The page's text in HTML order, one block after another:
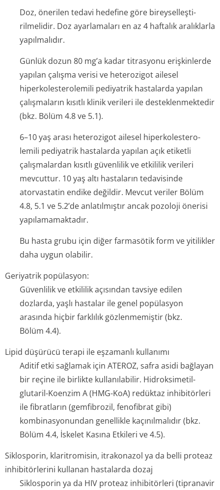
Doz, önerilen tedavi hedefine göre bireyselleşti­
rilmelidir. Doz ayarlamaları en az 4 haftalık aralıklarla
yapılmalıdır.
Günlük dozun 80 mg’a kadar titrasyonu erişkinlerde
yapılan çalışma verisi ve heterozigot ailesel
hiperkolestero­lemili pediyatrik hastalarda yapılan
çalışmaların kısıtlı klinik verileri ile desteklenmektedir
(bkz. Bölüm 4.8 ve 5.1).
6–10 yaş arası heterozigot ailesel hiperkolestero­
lemili pediyatrik hastalarda yapılan açık etiketli
çalışmalardan kısıtlı güvenlilik ve etkililik verileri
mevcuttur. 10 yaş altı hastaların tedavisinde
atorvastatin endike değildir. Mevcut veriler Bölüm
4.8, 5.1 ve 5.2’de anlatılmıştır ancak pozoloji önerisi
yapılamamaktadır.
Bu hasta grubu için diğer farmasötik form ve yitilikler
daha uygun olabilir.
Geriyatrik popülasyon:
Güvenlilik ve etkililik açısından tavsiye edilen
dozlarda, yaşlı hastalar ile genel popülasyon
arasında hiçbir farklılık gözlenmemiştir (bkz.
Bölüm 4.4).
Lipid düşürücü terapi ile eşzamanlı kullanımı
Aditif etki sağlamak için ATEROZ, safra asidi bağlayan
bir reçine ile birlikte kullanılabilir. Hidroksimetil­
glutaril-Koenzim A (HMG-KoA) redüktaz inhibitörleri
ile fibratların (gemfibrozil, fenofibrat gibi)
kombinasyonundan genellikle kaçınılmalıdır (bkz.
Bölüm 4.4, İskelet Kasına Etkileri ve 4.5).
Siklosporin, klaritromisin, itrakonazol ya da belli proteaz
inhibitörlerini kullanan hastalarda dozaj
Siklosporin ya da HIV proteaz inhibitörleri (tipranavir